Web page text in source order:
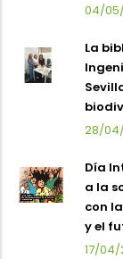
04/
La
28/
Día
a la
con
y el
17/04/